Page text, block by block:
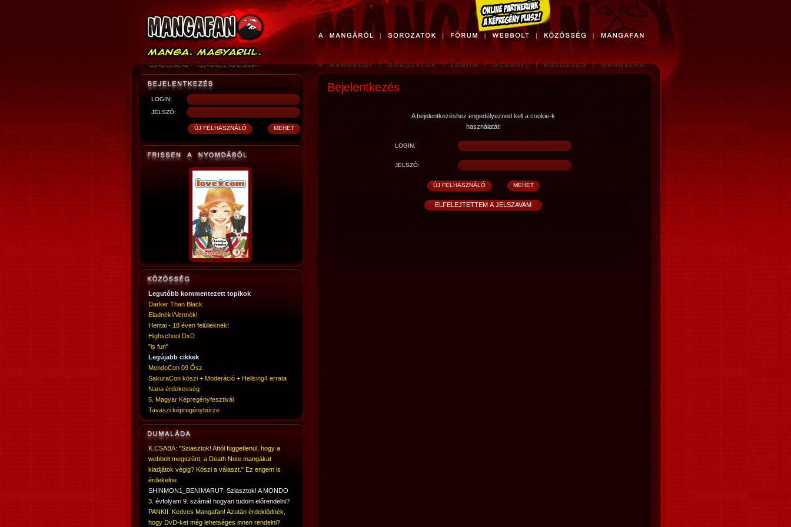
LOGIN:
JELSZÓ:
Legutóbb kommentezett topikok
Darker Than Black
Eladnék!/Vennék!
Hentai - 18 éven felülieknek!
Highschool DxD
"is fun"
Legújabb cikkek
MondoCon 09 Ősz
SakuraCon köszi + Moderáció + Hellsing4 errata
Nana érdekesség
5. Magyar Képregényfesztivál
Tavaszi képregénybörze
K.CSABA: "Sziasztok! Attól függetlenül, hogy a
webbolt megszűnt, a Death Note mangákat
kiadjátok végig? Köszi a választ." Ez engem is
érdekelne.
SHINMON1_BENIMARU7: Sziasztok! A MONDO
3. évfolyam 9. számát hogyan tudom előrendelni?
PANKII: Kedves Mangafan! Azután érdeklődnék,
hogy DvD-ket még lehetséges innen rendelni?
Bejelentkezés
A bejelentkezéshez engedélyezned kell a cookie-k
használatát!
LOGIN:
JELSZÓ: